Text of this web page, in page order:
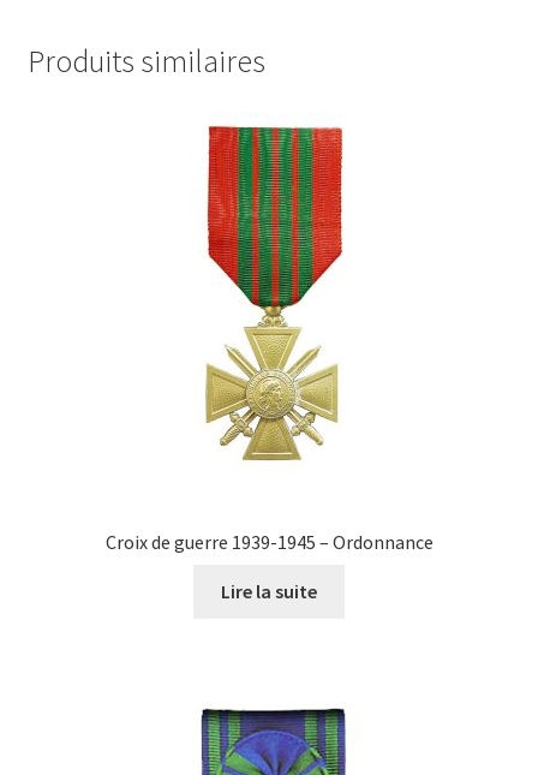
Produits similaires
Croix de guerre 1939-1945 – Ordonnance
Lire la suite